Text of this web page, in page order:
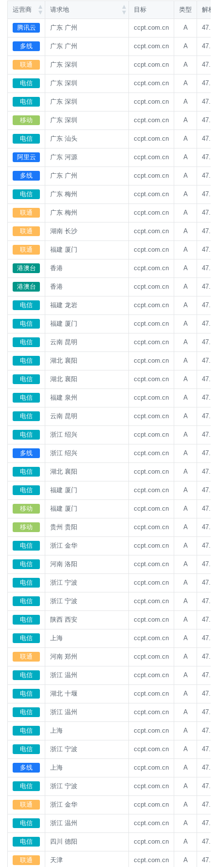
运营商 请求地 目标 类型 解析
腾讯云 广东 广州 ccpt.com.cn A
多线 广东 广州 ccpt.com.cn A
联通 广东 深圳 ccpt.com.cn A
电信 广东 深圳 ccpt.com.cn A
电信 广东 深圳 ccpt.com.cn A
移动 广东 深圳 ccpt.com.cn A
电信 广东 汕头 ccpt.com.cn A
阿里云 广东 河源 ccpt.com.cn A
多线 广东 广州 ccpt.com.cn A
电信 广东 梅州 ccpt.com.cn A
联通 广东 梅州 ccpt.com.cn A
联通 湖南 长沙 ccpt.com.cn A
联通 福建 厦门 ccpt.com.cn A
港澳台 香港 ccpt.com.cn A
港澳台 香港 ccpt.com.cn A
电信 福建 龙岩 ccpt.com.cn A
电信 福建 厦门 ccpt.com.cn A
电信 云南 昆明 ccpt.com.cn A
电信 湖北 襄阳 ccpt.com.cn A
电信 湖北 襄阳 ccpt.com.cn A
电信 福建 泉州 ccpt.com.cn A
电信 云南 昆明 ccpt.com.cn A
电信 浙江 绍兴 ccpt.com.cn A
多线 浙江 绍兴 ccpt.com.cn A
电信 湖北 襄阳 ccpt.com.cn A
电信 福建 厦门 ccpt.com.cn A
移动 福建 厦门 ccpt.com.cn A
移动 贵州 贵阳 ccpt.com.cn A
电信 浙江 金华 ccpt.com.cn A
电信 河南 洛阳 ccpt.com.cn A
电信 浙江 宁波 ccpt.com.cn A
电信 浙江 宁波 ccpt.com.cn A
电信 陕西 西安 ccpt.com.cn A
电信 上海 ccpt.com.cn A
联通 河南 郑州 ccpt.com.cn A
电信 浙江 温州 ccpt.com.cn A
电信 湖北 十堰 ccpt.com.cn A
电信 浙江 温州 ccpt.com.cn A
电信 上海 ccpt.com.cn A
电信 浙江 宁波 ccpt.com.cn A
多线 上海 ccpt.com.cn A
电信 浙江 宁波 ccpt.com.cn A
联通 浙江 金华 ccpt.com.cn A
电信 浙江 温州 ccpt.com.cn A
电信 四川 德阳 ccpt.com.cn A
联通 天津 ccpt.com.cn A